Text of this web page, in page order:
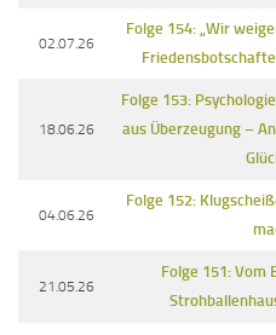
02.07.26
Folge 154: „Wir
18.06.26
Folge 153:
aus Überzeugung –
04.06.26
Folge 152:
21.05.26
Folge 151: Vom